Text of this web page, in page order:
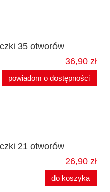
35 otworów
36,90 zł
powiadom o dostępności
21 otworów
26,90 zł
do koszyka